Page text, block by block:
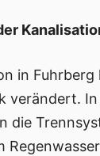
in
verändert.
die